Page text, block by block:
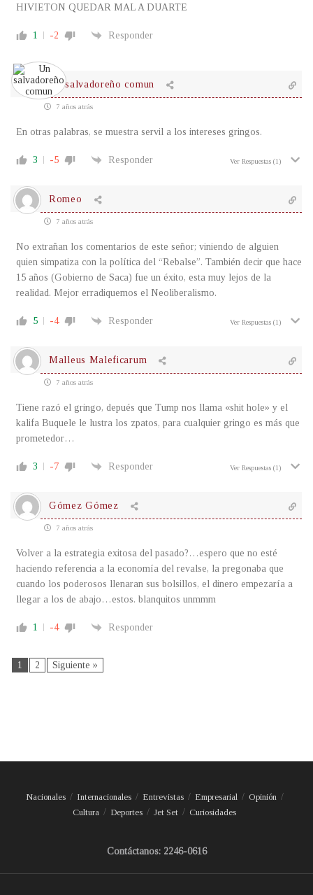
HIVIETON QUEDAR MAL A DUARTE
1 -2 Responder
Un salvadoreño comun
7 años atrás
En otras palabras, se muestra servil a los intereses gringos.
3 -5 Responder Ver Respuestas (1)
Romeo
7 años atrás
No extrañan los comentarios de este señor; viniendo de alguien
quien simpatiza con la política del “Rebalse”. También decir que hace
15 años (Gobierno de Saca) fue un éxito, esta muy lejos de la
realidad. Mejor erradiquemos el Neoliberalismo.
5 -4 Responder Ver Respuestas (1)
Malleus Maleficarum
7 años atrás
Tiene razó el gringo, depués que Tump nos llama «shit hole» y el
kalifa Buquele le lustra los zpatos, para cualquier gringo es más que
prometedor…
3 -7 Responder Ver Respuestas (1)
Gómez Gómez
7 años atrás
Volver a la estrategia exitosa del pasado?…espero que no esté
haciendo referencia a la economía del revalse, la pregonaba que
cuando los poderosos llenaran sus bolsillos, el dinero empezaría a
llegar a los de abajo…estos. blanquitos unmmm
1 -4 Responder
1 2 Siguiente »
Nacionales Internacionales Entrevistas Empresarial
Opinión
Cultura
Deportes Jet Set Curiosidades
Contáctanos: 2246-0616